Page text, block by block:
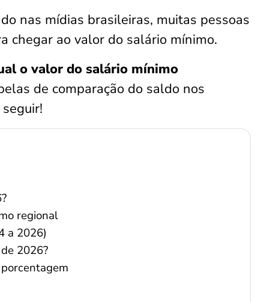
nas mídias brasileiras, muitas pessoas
chegar ao valor do salário mínimo.
o valor do salário mínimo
de comparação do saldo nos
regional
a 2026)
2026?